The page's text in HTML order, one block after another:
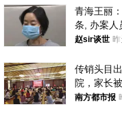
青海王丽
条, 办案人
受不了提
赵sir谈世
传销头目
院，家长
才有效果
南方都市报